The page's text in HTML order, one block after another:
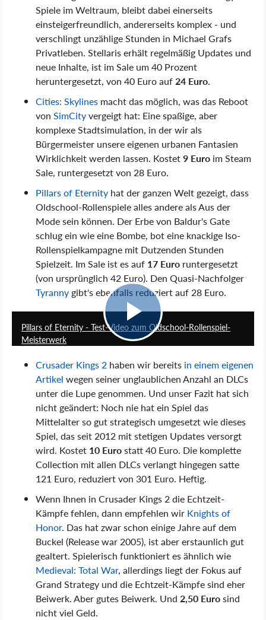
Spiele im Weltraum, bleibt dabei einerseits
einsteigerfreundlich, andererseits komplex - und
verschlingt unzählige Stunden in Michael Grafs
Privatleben. Stellaris erhält regelmäßig Updates und
neue Inhalte, ist im Sale um 40 Prozent
heruntergesetzt, von 40 Euro auf 24 Euro.
Cities: Skylines macht das möglich, was das Reboot
von SimCityvergeigt hat: Eine spaßige, aber
komplexe Stadtsimulation, in der wir als
Bürgermeister unsere eigenen urbanen Fantasien
Wirklichkeit werden lassen. Kostet9 Euro im Steam
Sale, runtergesetzt von 28 Euro.
Pillars of Eternity hat der ganzen Welt gezeigt, dass
Oldschool-Rollenspiele alles andere als Aus der
Mode sein können. Der Erbe von Baldur's Gate
schlug ein wie eine Bombe, bot eine knackige Iso-
Rollenspielkampagne mit Dutzenden Stunden
Spielzeit. Im Sale ist es auf 17 Euro runtergesetzt
(von ursprünglich 42 Euro). Den Quasi-Nachfolger
Tyranny gibt's ebenfalls reduziert auf 28 Euro.
Pillars of Eternity - Test-Video zum Oldschool-Rollenspiel-
Meisterwerk
Crusader Kings 2 haben wir bereits in einem eigenen
Artikel wegen seiner unglaublichen Anzahl an DLCs
unter die Lupe genommen. Und unser Fazit hat sich
nicht geändert: Noch nie hat ein Spiel das
Mittelalter so gut strategisch umgesetzt wie dieses
Spiel, das seit 2012 mit stetigen Updates versorgt
wird. Kostet 10 Eurostatt 40 Euro. Die komplette
Collection mit allen DLCs verlangt hingegen satte
121 Euro, reduziert von 301 Euro. Heftig.
Wenn Ihnen in Crusader Kings 2 die Echtzeit-
Kämpfe fehlen, dann empfehlen wir Knights of
Honor. Das hat zwar schon einige Jahre auf dem
Buckel (Release war 2005), ist aber erstaunlich gut
gealtert. Spielerisch funktioniert es ähnlich wie
Medieval: Total War, allerdings liegt der Fokus auf
Grand Strategy und die Echtzeit-Kämpfe sind eher
Beiwerk. Aber gutes Beiwerk. Und 2,50 Eurosind
nicht viel Geld.